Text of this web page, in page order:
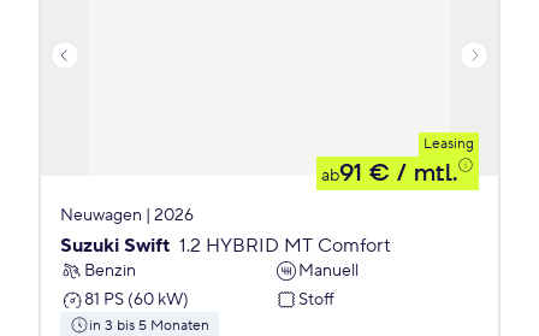
Leasing
ab91 € / mtl.
Neuwagen | 2026
Suzuki Swift 1.2 HYBRID MT Comfort
Benzin
Manuell
81 PS (60 kW)
Stoff
in 3 bis 5 Monaten